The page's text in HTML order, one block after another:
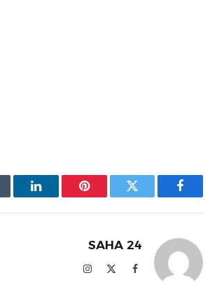
فيسبوك تويتر بينتيريستلينكدإن
SAHA 24
فيسبوك الانستغرام